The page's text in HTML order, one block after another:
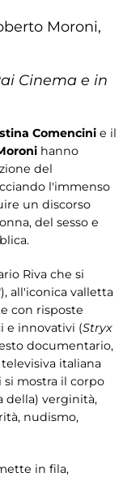
Moroni,
Cinema e in
Comencini e il
hanno
del
l'immenso
un discorso
del sesso e
Riva che si
all'iconica valletta
con risposte
e innovativi (Stryx
documentario,
italiana
mostra il corpo
della) verginità,
nudismo,
in fila,